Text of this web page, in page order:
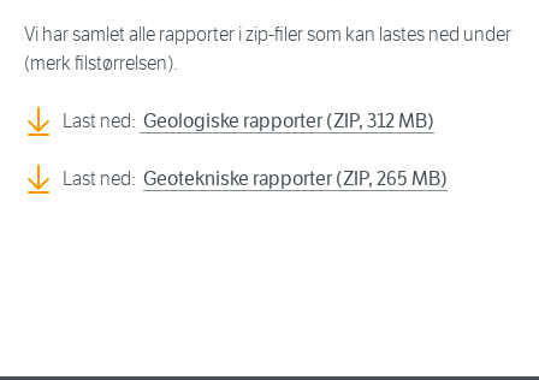
Vi har samlet alle rapporter i zip-filer som kan lastes ned under
(merk filstørrelsen).
Last ned: Geologiske rapporter (ZIP, 312 MB)
Last ned: Geotekniske rapporter (ZIP, 265 MB)